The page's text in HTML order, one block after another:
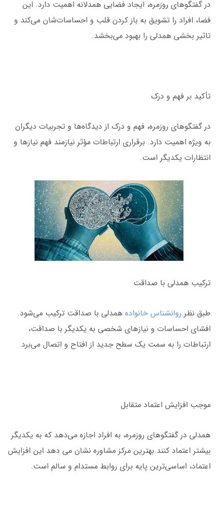
در گفتگوهای روزمره، ایجاد فضایی همدلانه اهمیت دارد. این
فضا، افراد را تشویق به باز کردن قلب و احساسات‌شان می‌کند و
تاثیر بخشی همدلی را بهبود می‌بخشد.
تأکید بر فهم و درک
در گفتگوهای روزمره، فهم و درک از دیدگاه‌ها و تجربیات دیگران
به ویژه اهمیت دارد. برقراری ارتباطات مؤثر نیازمند فهم نیازها و
انتظارات یکدیگر است.
ترکیب همدلی با صداقت
طبق نظر روانشناس خانواده همدلی با صداقت ترکیب می‌شود.
افشای احساسات و نیازهای شخصی به یکدیگر با صداقت،
ارتباطات را به سمت یک سطح جدید از افتاح و اتصال می‌برد.
موجب افزایش اعتماد متقابل
همدلی در گفتگوهای روزمره، به افراد اجازه می‌دهد که به یکدیگر
بیشتر اعتماد کنند.بهترین مرکز مشاوره نشان می دهد این افزایش
اعتماد، اساسی‌ترین پایه برای روابط مستدام و سالم است.